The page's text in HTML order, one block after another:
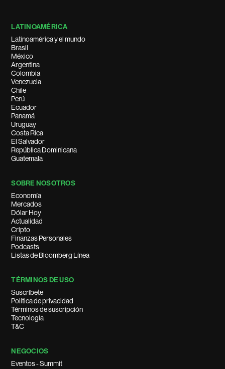
LATINOAMÉRICA
Latinoamérica y el mundo
Brasil
México
Argentina
Colombia
Venezuela
Chile
Perú
Ecuador
Panamá
Uruguay
Costa Rica
El Salvador
República Dominicana
Guatemala
SOBRE NOSOTROS
Economía
Mercados
Dólar Hoy
Actualidad
Cripto
Finanzas Personales
Podcasts
Listas de Bloomberg Línea
TÉRMINOS DE USO
Suscríbete
Política de privacidad
Términos de suscripción
Tecnología
T&C
NEGOCIOS
Eventos - Summit